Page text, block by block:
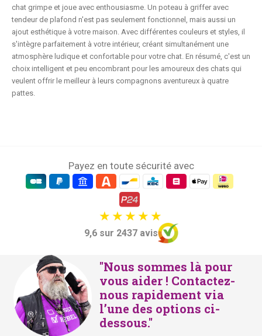
chat grimpe et joue avec enthousiasme. Un poteau à griffer avec
tendeur de plafond n'est pas seulement fonctionnel, mais aussi un
ajout esthétique à votre maison. Avec différentes couleurs et styles, il
s'intègre parfaitement à votre intérieur, créant simultanément une
atmosphère ludique et confortable pour votre chat. En résumé, c'est un
choix intelligent et peu encombrant pour les amoureux des chats qui
veulent offrir le meilleur à leurs compagnons aventureux à quatre
pattes.
Payez en toute sécurité avec
9,6 sur 2437 avis
"Nous sommes là pour
vous aider ! Contactez-
nous rapidement via
l’une des options ci-
dessous."